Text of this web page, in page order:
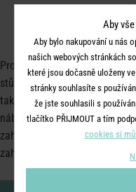
Protože spolu je to vždycky
stůl a pohodlná židle: když
takovým společným
nábytku z kovu nebo dřeva.
zahradního nábytku se
zahradní lenošky.
Aby
Aby bylo nakupování u nás
našich webových stránkách
které jsou dočasně uloženy
stránky souhlasíte s
že jste souhlasili s
tlačítko PŘIJMOUT a tím
cookies si